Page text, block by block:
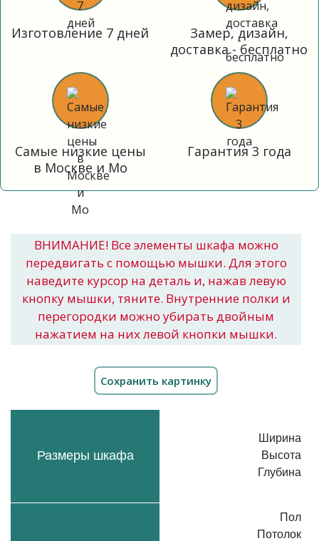
Изготовление 7 дней
Замер, дизайн,
доставка - бесплатно
Самые низкие цены
в Москве и Мо
Гарантия 3 года
ВНИМАНИЕ! Все элементы шкафа можно
передвигать с помощью мышки. Для этого
наведите курсор на деталь и, нажав левую
кнопку мышки, тяните. Внутренние полки и
перегородки можно убирать двойным
нажатием на них левой кнопки мышки.
Размеры шкафа
Ширина
Высота
Глубина
Пол
Потолок